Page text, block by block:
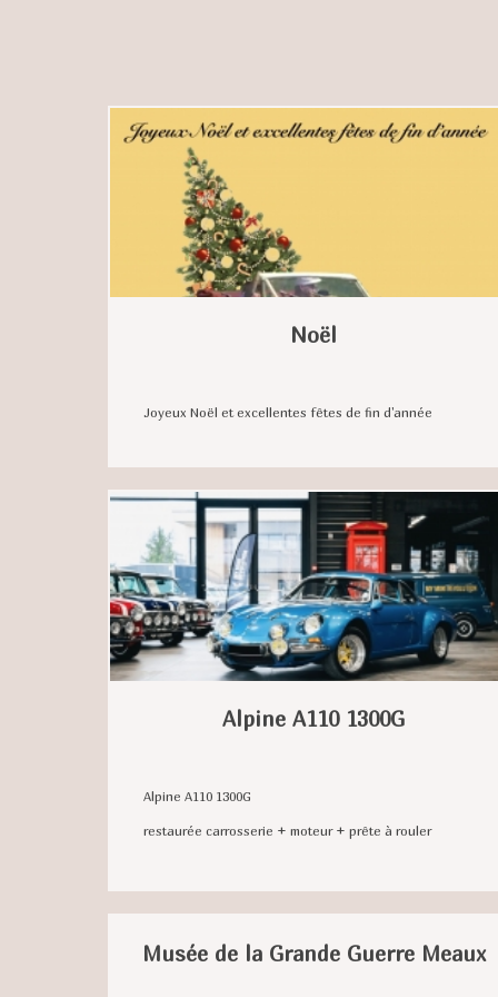
Noël
Joyeux Noël et excellentes fêtes de fin d'année
Alpine A110 1300G
Alpine A110 1300G
restaurée carrosserie + moteur + prête à rouler
Musée de la Grande Guerre Meaux